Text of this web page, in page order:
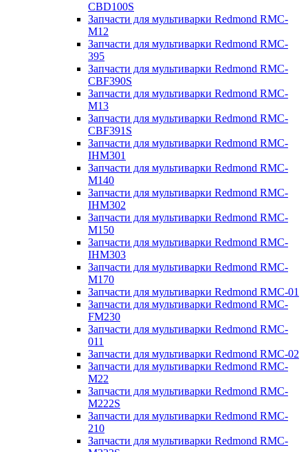
CBD100S
Запчасти для мультиварки Redmond RMC-
M12
Запчасти для мультиварки Redmond RMC-
395
Запчасти для мультиварки Redmond RMC-
CBF390S
Запчасти для мультиварки Redmond RMC-
M13
Запчасти для мультиварки Redmond RMC-
CBF391S
Запчасти для мультиварки Redmond RMC-
IHM301
Запчасти для мультиварки Redmond RMC-
M140
Запчасти для мультиварки Redmond RMC-
IHM302
Запчасти для мультиварки Redmond RMC-
M150
Запчасти для мультиварки Redmond RMC-
IHM303
Запчасти для мультиварки Redmond RMC-
M170
Запчасти для мультиварки Redmond RMC-01
Запчасти для мультиварки Redmond RMC-
FM230
Запчасти для мультиварки Redmond RMC-
011
Запчасти для мультиварки Redmond RMC-02
Запчасти для мультиварки Redmond RMC-
M22
Запчасти для мультиварки Redmond RMC-
M222S
Запчасти для мультиварки Redmond RMC-
210
Запчасти для мультиварки Redmond RMC-